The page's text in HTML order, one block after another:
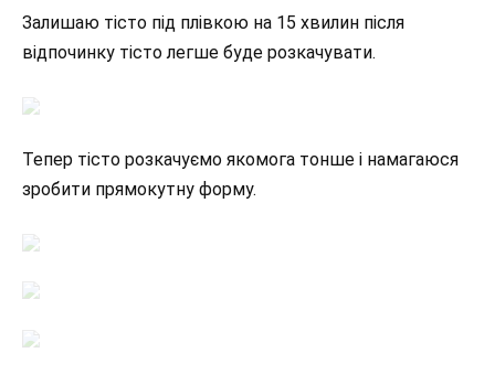
Залишаю тісто під плівкою на 15 хвилин після
відпочинку тісто легше буде розкачувати.
Тепер тісто розкачуємо якомога тонше і намагаюся
зробити прямокутну форму.